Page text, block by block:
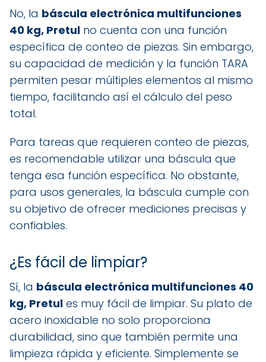
No, la báscula electrónica multifunciones
40 kg, Pretul no cuenta con una función
específica de conteo de piezas. Sin embargo,
su capacidad de medición y la función TARA
permiten pesar múltiples elementos al mismo
tiempo, facilitando así el cálculo del peso
total.
Para tareas que requieren conteo de piezas,
es recomendable utilizar una báscula que
tenga esa función específica. No obstante,
para usos generales, la báscula cumple con
su objetivo de ofrecer mediciones precisas y
confiables.
¿Es fácil de limpiar?
Sí, la báscula electrónica multifunciones 40
kg, Pretul es muy fácil de limpiar. Su plato de
acero inoxidable no solo proporciona
durabilidad, sino que también permite una
limpieza rápida y eficiente. Simplemente se